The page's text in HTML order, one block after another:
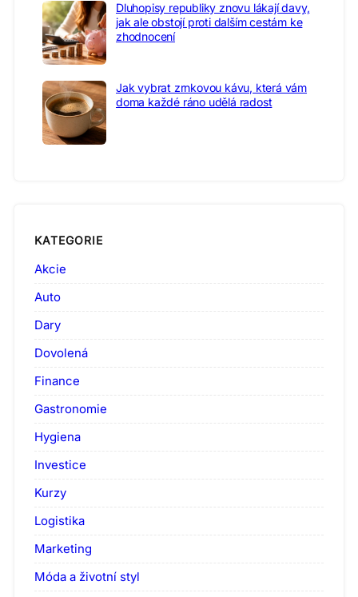
Dluhopisy republiky znovu lákají davy,
jak ale obstojí proti dalším cestám ke
zhodnocení
Jak vybrat zrnkovou kávu, která vám
doma každé ráno udělá radost
KATEGORIE
Akcie
Auto
Dary
Dovolená
Finance
Gastronomie
Hygiena
Investice
Kurzy
Logistika
Marketing
Móda a životní styl